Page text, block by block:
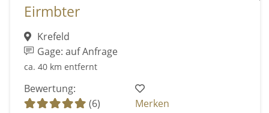
Eirmbter
Krefeld
Gage: auf Anfrage
ca. 40 km entfernt
Bewertung:
(6)
Merken